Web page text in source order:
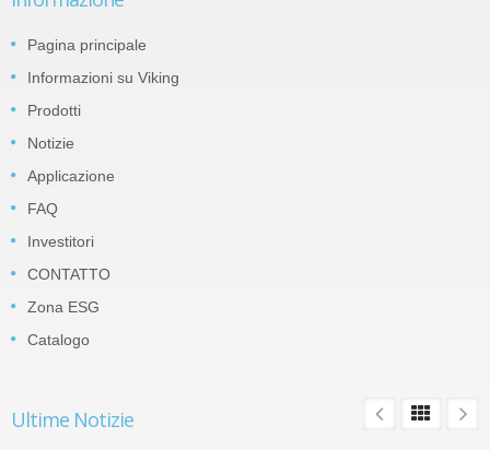
Pagina principale
Informazioni su Viking
Prodotti
Notizie
Applicazione
FAQ
Investitori
CONTATTO
Zona ESG
Catalogo
Ultime Notizie